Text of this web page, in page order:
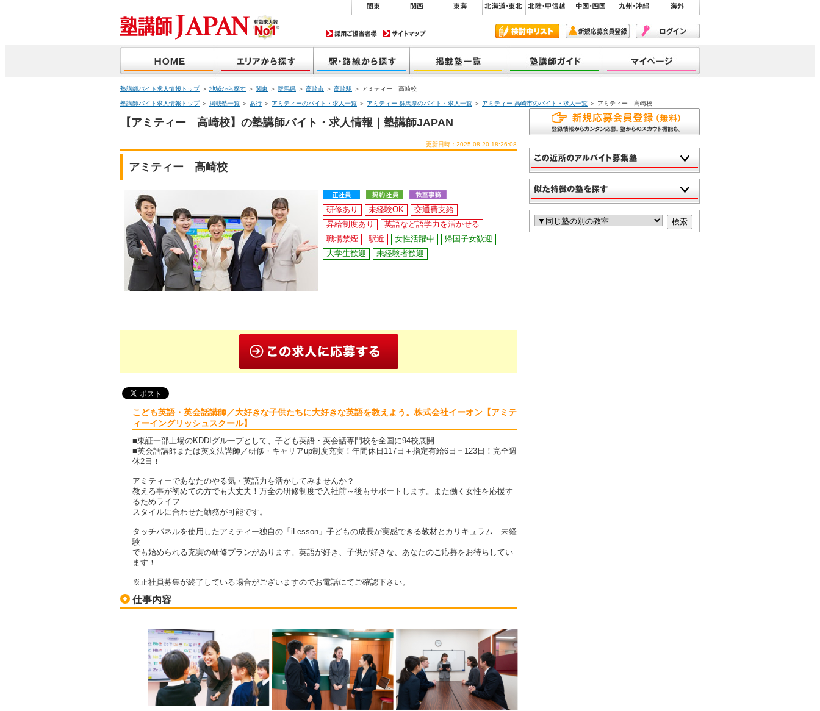
塾講師バイト求人情報トップ＞ 地域から探す ＞ 関東 ＞ 群馬県 ＞ 高崎市 ＞ 高崎駅 ＞ アミティー 高崎校
塾講師バイト求人情報トップ＞ 掲載塾一覧 ＞ あ行 ＞ アミティーのバイト・求人一覧 ＞ アミティー 群馬県のバイト・求人一覧 ＞ アミティー 高崎市のバイト・求人一覧 ＞ アミティー 高崎校
【アミティー 高崎校】の塾講師バイト・求人情報｜塾講師JAPAN
更新日時：2025-08-20 18:26:08
アミティー 高崎校
研修あり 未経験OK
交通費支給
昇給制度あり
英語など語学力を活かせる
職場禁煙
駅近 女性活躍中
帰国子女歓迎
大学生歓迎
未経験者歓迎
こども英語・英会話講師／大好きな子供たちに大好きな英語を教えよう。株式会社イーオン【アミテ
ィーイングリッシュスクール】
■東証一部上場のKDDIグループとして、子ども英語・英会話専門校を全国に94校展開
■英会話講師または英文法講師／研修・キャリアup制度充実！年間休日117日＋指定有給6日＝123日！完全週
休2日！
アミティーであなたのやる気・英語力を活かしてみませんか？
教える事が初めての方でも大丈夫！万全の研修制度で入社前～後もサポートします。また働く女性を応援す
るためライフ
スタイルに合わせた勤務が可能です。
タッチパネルを使用したアミティー独自の「iLesson」子どもの成長が実感できる教材とカリキュラム 未経
験
でも始められる充実の研修プランがあります。英語が好き、子供が好きな、あなたのご応募をお待ちしてい
ます！
※正社員募集が終了している場合がございますのでお電話にてご確認下さい。
仕事内容